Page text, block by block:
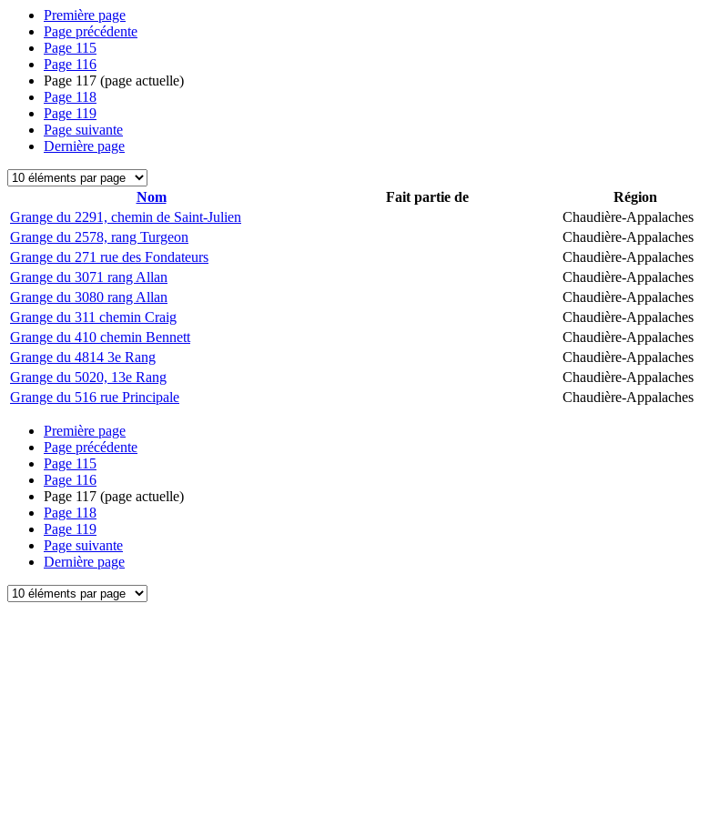
Première page
Page précédente
Page 115
Page 116
Page 117 (page actuelle)
Page 118
Page 119
Page suivante
Dernière page
Nom Fait partie de Région
Grange du 2291, chemin de Saint-Julien
Chaudière-Appalaches
Grange du 2578, rang Turgeon
Chaudière-Appalaches
Grange du 271 rue des Fondateurs
Chaudière-Appalaches
Grange du 3071 rang Allan
Chaudière-Appalaches
Grange du 3080 rang Allan
Chaudière-Appalaches
Grange du 311 chemin Craig
Chaudière-Appalaches
Grange du 410 chemin Bennett
Chaudière-Appalaches
Grange du 4814 3e Rang
Chaudière-Appalaches
Grange du 5020, 13e Rang
Chaudière-Appalaches
Grange du 516 rue Principale
Chaudière-Appalaches
Première page
Page précédente
Page 115
Page 116
Page 117 (page actuelle)
Page 118
Page 119
Page suivante
Dernière page